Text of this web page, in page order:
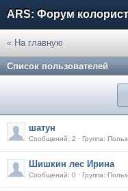
ARS: Форум
« На главную
Список пользователей
шатун
Сообщений: 2 · Группа:
Шишкин лес Ирина
Сообщений: 0 · Группа: